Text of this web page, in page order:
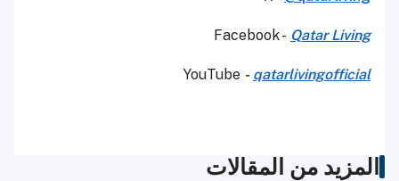
Facebook - Qatar Living
YouTube - qatarlivingofficial
المزيد من المقالات